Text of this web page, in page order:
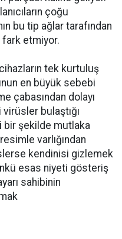
çoğu
bu tip ağlar tarafından
etmiyor.
tek kurtuluş
en büyük sebebi
çabasından dolayı
bulaştığı
bir şekilde mutlaka
varlığından
kendinisi gizlemek
esas niyeti gösteriş
sahibinin